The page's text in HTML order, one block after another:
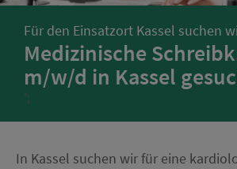
Für den Einsatzort Kassel suchen
Medizinische
m/w/d in Kassel
';
In Kassel suchen wir für eine